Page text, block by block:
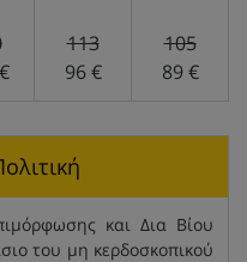
113
96 €
105
89 €
και Δια Βίου
του μη κερδοσκοπικού